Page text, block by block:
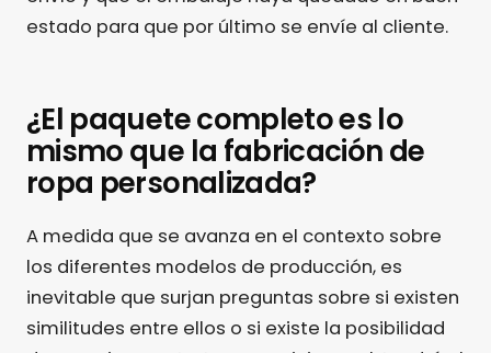
estado para que por último se envíe al cliente.
¿El paquete completo es lo
mismo que la fabricación de
ropa personalizada?
A medida que se avanza en el contexto sobre
los diferentes modelos de producción, es
inevitable que surjan preguntas sobre si existen
similitudes entre ellos o si existe la posibilidad